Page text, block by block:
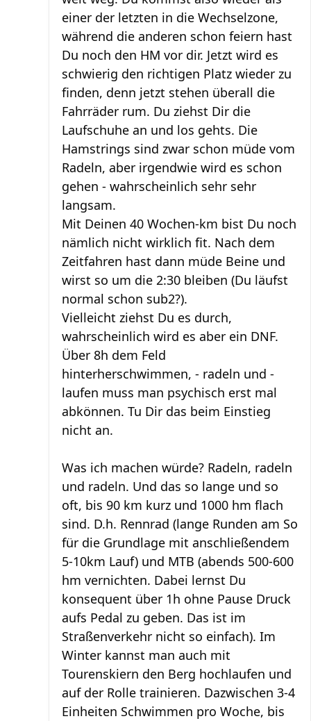
einer der letzten in die Wechselzone,
während die anderen schon feiern hast
Du noch den HM vor dir. Jetzt wird es
schwierig den richtigen Platz wieder zu
finden, denn jetzt stehen überall die
Fahrräder rum. Du ziehst Dir die
Laufschuhe an und los gehts. Die
Hamstrings sind zwar schon müde vom
Radeln, aber irgendwie wird es schon
gehen - wahrscheinlich sehr sehr
langsam.
Mit Deinen 40 Wochen-km bist Du noch
nämlich nicht wirklich fit. Nach dem
Zeitfahren hast dann müde Beine und
wirst so um die 2:30 bleiben (Du läufst
normal schon sub2?).
Vielleicht ziehst Du es durch,
wahrscheinlich wird es aber ein DNF.
Über 8h dem Feld
hinterherschwimmen, - radeln und -
laufen muss man psychisch erst mal
abkönnen. Tu Dir das beim Einstieg
nicht an.
Was ich machen würde? Radeln, radeln
und radeln. Und das so lange und so
oft, bis 90 km kurz und 1000 hm flach
sind. D.h. Rennrad (lange Runden am So
für die Grundlage mit anschließendem
5-10km Lauf) und MTB (abends 500-600
hm vernichten. Dabei lernst Du
konsequent über 1h ohne Pause Druck
aufs Pedal zu geben. Das ist im
Straßenverkehr nicht so einfach). Im
Winter kannst man auch mit
Tourenskiern den Berg hochlaufen und
auf der Rolle trainieren. Dazwischen 3-4
Einheiten Schwimmen pro Woche, bis